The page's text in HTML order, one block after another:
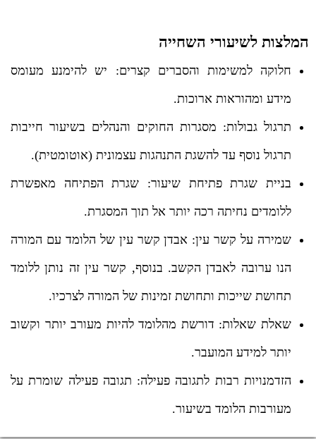
המלצות לשיעורי השחייה
חלוקה למשימות והסברים קצרים: יש להימנע מעומס
מידע ומהוראות ארוכות.
תרגול גבולות: מסגרות החוקים והנהלים בשיעור חייבות
תרגול נוסף עד להשגת התנהגות עצמונית (אוטומטית).
בניית שגרת פתיחת שיעור: שגרת הפתיחה מאפשרת
ללומדים נחיתה רכה יותר אל תוך המסגרת.
שמירה על קשר עין: אבדן קשר עין של הלומד עם המורה
הנו ערובה לאבדן הקשב. בנוסף, קשר עין זה נותן ללומד
תחושת שייכות ותחושת זמינות של המורה לצרכיו.
שאלת שאלות: דורשת מהלומד להיות מעורב יותר וקשוב
יותר למידע המועבר.
הזדמנויות רבות לתגובה פעילה: תגובה פעילה שומרת על
מעורבות הלומד בשיעור.